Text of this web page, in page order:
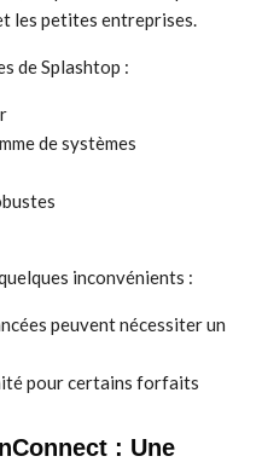
les petites entreprises.
de Splashtop :
de systèmes
inconvénients :
peuvent nécessiter un
pour certains forfaits
: Une